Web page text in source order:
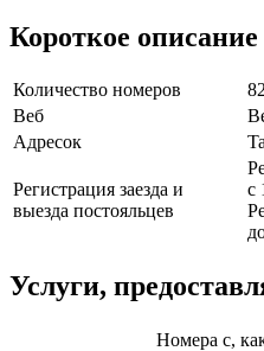
Короткое описание
Количество номеров
Веб
Адресок
Регистрация заезда и
выезда постояльцев
с
Услуги,
Номера с,